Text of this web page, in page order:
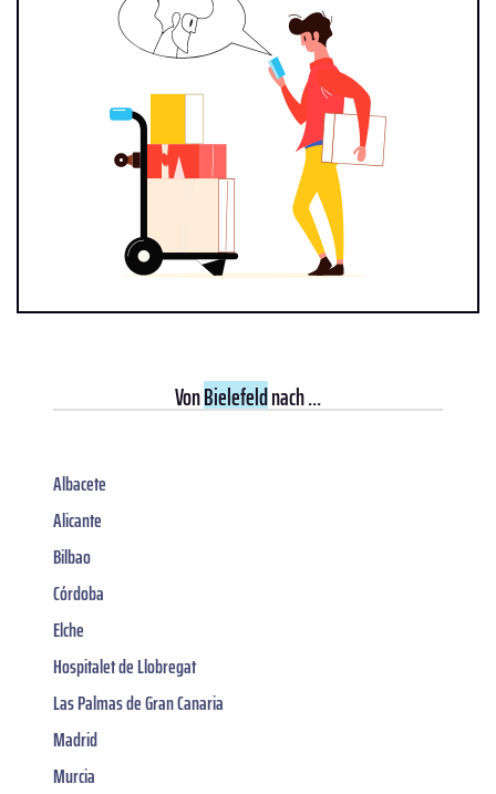
VonBielefeldnach ...
Albacete
Alicante
Bilbao
Córdoba
Elche
Hospitalet de Llobregat
Las Palmas de Gran Canaria
Madrid
Murcia